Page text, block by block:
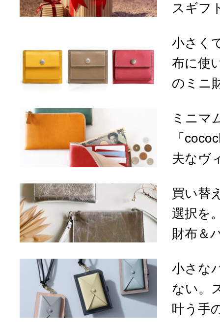
スギフ
小さく
布に使
のミニ
ミニマ
「
夫なヴ
買い替
選択を
財布＆
小さな
ない。
叶う手